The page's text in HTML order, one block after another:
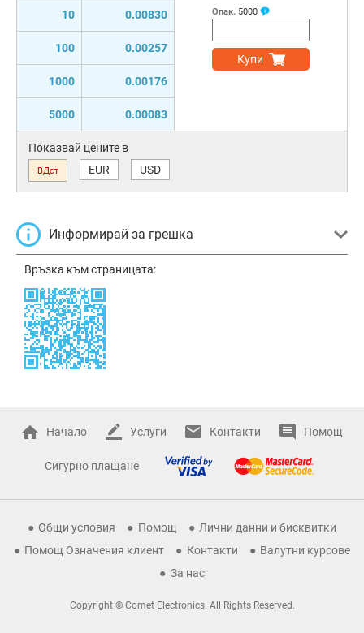
10 0.00830
100 0.00257
1000 0.00176
5000 0.00083
Опак. 5000
Купи
Показвай цените в
ВДст EUR USD
Информирай за грешка
Връзка към страницата:
Начало Услуги Контакти Помощ
Сигурно плащане
Общи условия Помощ
Лични данни и бисквитки
Помощ Означения клиент
Контакти
Валутни курсове
За нас
Copyright © Comet Electronics. All Rights Reserved.